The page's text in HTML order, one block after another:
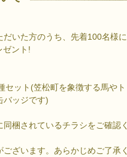
いた方のうち、先着100名様に
ゼント!
ット(笠松町を象徴する馬やト
バッジです)
梱されているチラシをご確認く
ざいます。あらかじめご了承く